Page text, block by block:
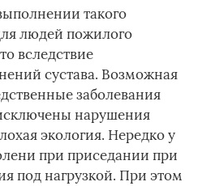
такого
людей пожилого
вследствие
сустава. Возможная
заболевания
нарушения
экология. Нередко у
при приседании при
под нагрузкой. При этом